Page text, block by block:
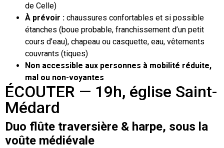
de Celle)
À prévoir : chaussures confortables et si possible
étanches (boue probable, franchissement d’un petit
cours d’eau), chapeau ou casquette, eau, vêtements
couvrants (tiques)
Non accessible aux personnes à mobilité réduite,
mal ou non-voyantes
ÉCOUTER — 19h, église Saint-
Médard
Duo flûte traversière & harpe, sous la
voûte médiévale